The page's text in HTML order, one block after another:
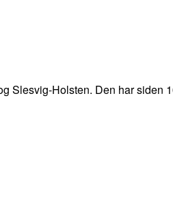
Slesvig-Holsten. Den har siden